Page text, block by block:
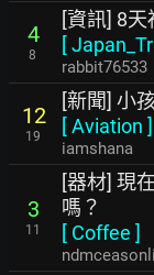
4
8
[資訊] 8
[
rabbit76533
12
19
[新聞] 小
[Aviation ]
iamshana
3
11
[器材] 現
嗎？
[ Coffee ]